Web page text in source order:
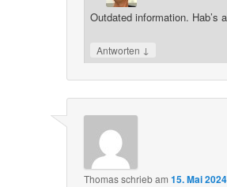
Outdated information. Hab’s
Antworten ↓
Thomasschriebam15. Mai